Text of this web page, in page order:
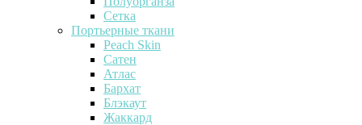
Сетка
Портьерные ткани
Peach Skin
Сатен
Атлас
Бархат
Блэкаут
Жаккард